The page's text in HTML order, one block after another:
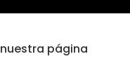
página